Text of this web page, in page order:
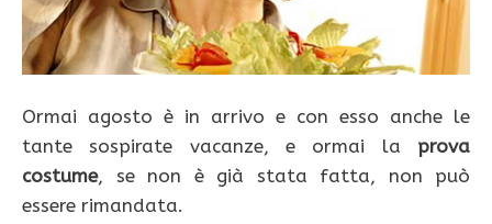
Ormai agosto è in arrivo e con esso anche le
tante sospirate vacanze, e ormai la prova
costume, se non è già stata fatta, non può
essere rimandata.